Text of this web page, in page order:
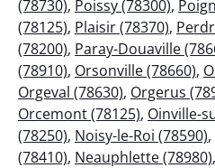
(78730), Poissy (78300),
(78125), Plaisir (78370),
(78200), Paray-Douaville
(78910), Orsonville (78660),
Orgeval (78630), Orgerus
Orcemont (78125), Oinville-
(78250), Noisy-le-Roi (78590),
(78410), Neauphlette (78980),